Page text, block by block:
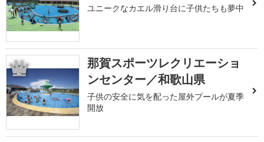
ユニークなカエル滑り台に子供たちも夢中
2
那賀スポーツレクリエーショ
ンセンター／和歌山県
子供の安全に気を配った屋外プールが夏季
開放